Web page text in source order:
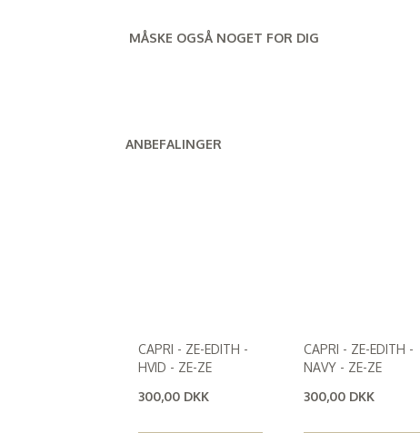
MÅSKE OGSÅ NOGET FOR DIG
ANBEFALINGER
CAPRI - ZE-EDITH -
HVID - ZE-ZE
300,00 DKK
CAPRI - ZE-EDITH -
NAVY - ZE-ZE
300,00 DKK